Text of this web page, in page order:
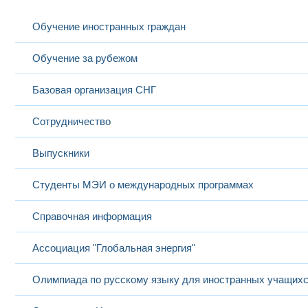
Обучение иностранных граждан
Обучение за рубежом
Базовая организация СНГ
Сотрудничество
Выпускники
Студенты МЭИ о международных программах
Справочная информация
Ассоциация "Глобальная энергия"
Олимпиада по русскому языку для иностранных